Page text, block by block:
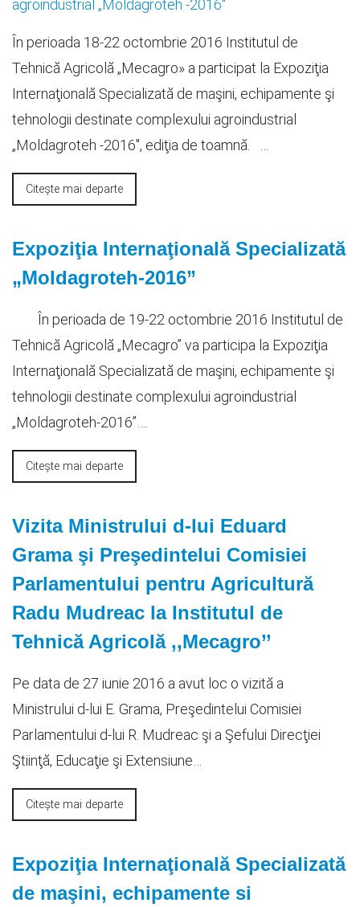
În perioada 18-22 octombrie 2016 Institutul de
Tehnică Agricolă „Mecagro» a participat la Expoziţia
Internaţională Specializată de maşini, echipamente şi
tehnologii destinate complexului agroindustrial
„Moldagroteh -2016″, ediţia de toamnă. …
Citește mai departe
Expoziţia Internaţională Specializată
„Moldagroteh-2016”
În perioada de 19-22 octombrie 2016 Institutul de
Tehnică Agricolă „Mecagro” va participa la Expoziţia
Internaţională Specializată de maşini, echipamente şi
tehnologii destinate complexului agroindustrial
„Moldagroteh-2016”….
Citește mai departe
Vizita Ministrului d-lui Eduard
Grama şi Preşedintelui Comisiei
Parlamentului pentru Agricultură
Radu Mudreac la Institutul de
Tehnică Agricolă ,,Mecagro’’
Pe data de 27 iunie 2016 a avut loc o vizită a
Ministrului d-lui E. Grama, Preşedintelui Comisiei
Parlamentului d-lui R. Mudreac şi a Şefului Direcţiei
Ştiinţă, Educaţie şi Extensiune…
Citește mai departe
Expoziţia Internaţională Specializată
de maşini, echipamente si